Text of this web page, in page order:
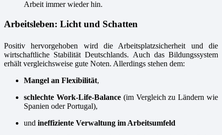
Arbeit immer wieder hin.
Arbeitsleben: Licht und Schatten
Positiv hervorgehoben wird die Arbeitsplatzsicherheit und die
wirtschaftliche Stabilität Deutschlands. Auch das Bildungssystem
erhält vergleichsweise gute Noten. Allerdings stehen dem:
Mangel an Flexibilität,
schlechte Work-Life-Balance(im Vergleich zu Ländern wie
Spanien oder Portugal),
und ineffiziente Verwaltung im Arbeitsumfeld